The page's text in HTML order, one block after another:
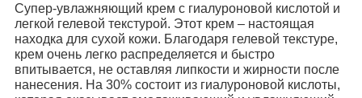
Супер-увлажняющий крем с гиалуроновой кислотой и
легкой гелевой текстурой. Этот крем – настоящая
находка для сухой кожи. Благодаря гелевой текстуре,
крем очень легко распределяется и быстро
впитывается, не оставляя липкости и жирности после
нанесения. На 30% состоит из гиалуроновой кислоты,